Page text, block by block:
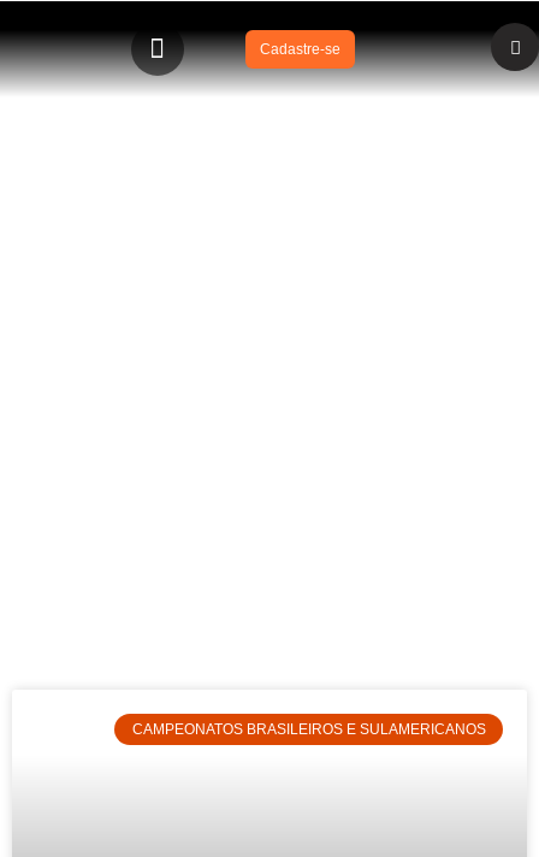
Cadastre-se
CAMPEONATOS BRASILEIROS E SULAMERICANOS